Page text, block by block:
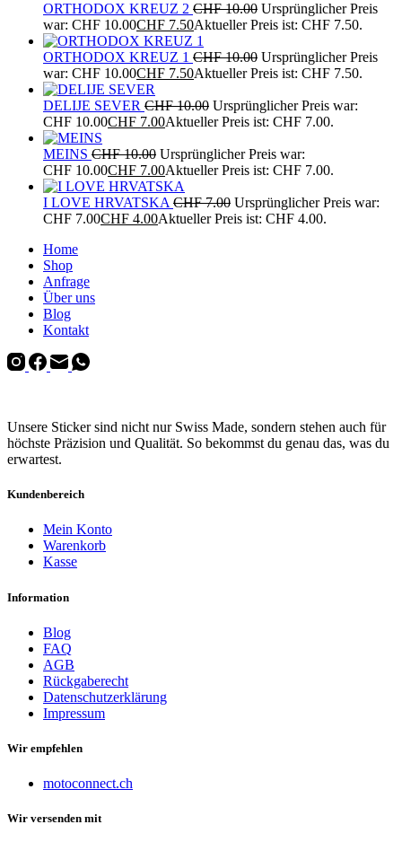
ORTHODOX KREUZ 2 CHF10.00 Ursprünglicher Preis
war: CHF 10.00CHF 7.50Aktueller Preis ist: CHF 7.50.
ORTHODOX KREUZ 1 CHF10.00 Ursprünglicher Preis
war: CHF 10.00CHF 7.50Aktueller Preis ist: CHF 7.50.
DELIJE SEVER CHF10.00 Ursprünglicher Preis war:
CHF 10.00CHF 7.00Aktueller Preis ist: CHF 7.00.
MEINS CHF10.00 Ursprünglicher Preis war:
CHF 10.00CHF 7.00Aktueller Preis ist: CHF 7.00.
I LOVE HRVATSKA CHF7.00 Ursprünglicher Preis war:
CHF 7.00CHF 4.00Aktueller Preis ist: CHF 4.00.
Home
Shop
Anfrage
Über uns
Blog
Kontakt
Unsere Sticker sind nicht nur Swiss Made, sondern stehen auch für
höchste Präzision und Qualität. So bekommst du genau das, was du
erwartest.
Kundenbereich
Mein Konto
Warenkorb
Kasse
Information
Blog
FAQ
AGB
Rückgaberecht
Datenschutzerklärung
Impressum
Wir empfehlen
motoconnect.ch
Wir versenden mit